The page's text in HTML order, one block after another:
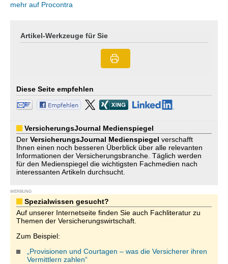
mehr auf Procontra
Artikel-Werkzeuge für Sie
Diese Seite empfehlen
VersicherungsJournal Medienspiegel
Der VersicherungsJournal Medienspiegel verschafft
Ihnen einen noch besseren Überblick über alle relevanten
Informationen der Versicherungsbranche. Täglich werden
für den Medienspiegel die wichtigsten Fachmedien nach
interessanten Artikeln durchsucht.
WERBUNG
Spezialwissen gesucht?
Auf unserer Internetseite finden Sie auch Fachliteratur zu
Themen der Versicherungswirtschaft.
Zum Beispiel:
„Provisionen und Courtagen – was die Versicherer ihren
Vermittlern zahlen“